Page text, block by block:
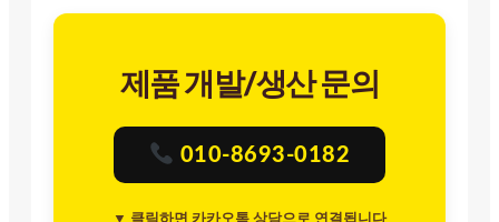
제품 개발/생산 문의
010-8693-0182